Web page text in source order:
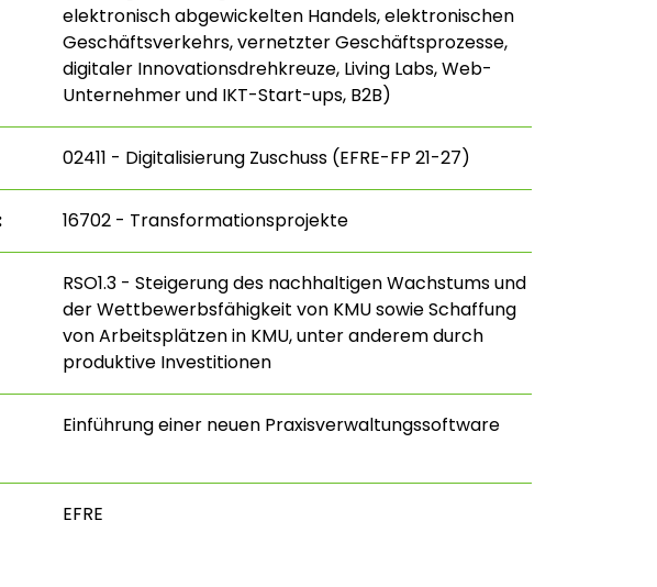
elektronisch abgewickelten Handels, elektronischen
Geschäftsverkehrs, vernetzter Geschäftsprozesse,
digitaler Innovationsdrehkreuze, Living Labs, Web-
Unternehmer und IKT-Start-ups, B2B)
02411 - Digitalisierung Zuschuss (EFRE-FP 21-27)
16702 - Transformationsprojekte
RSO1.3 - Steigerung des nachhaltigen Wachstums und
der Wettbewerbsfähigkeit von KMU sowie Schaffung
von Arbeitsplätzen in KMU, unter anderem durch
produktive Investitionen
Einführung einer neuen Praxisverwaltungssoftware
EFRE